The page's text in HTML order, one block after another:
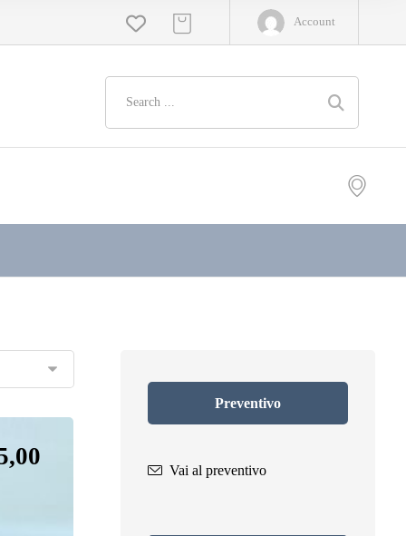
Account
Preventivo
Vai al preventivo